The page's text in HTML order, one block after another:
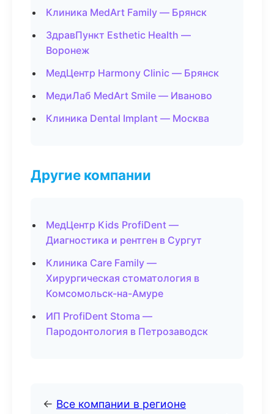
Клиника MedArt Family — Брянск
ЗдравПункт Esthetic Health —
Воронеж
МедЦентр Harmony Clinic — Брянск
МедиЛаб MedArt Smile — Иваново
Клиника Dental Implant — Москва
Другие компании
МедЦентр Kids ProfiDent —
Диагностика и рентген в Сургут
Клиника Care Family —
Хирургическая стоматология в
Комсомольск-на-Амуре
ИП ProfiDent Stoma —
Пародонтология в Петрозаводск
← Все компании в регионе